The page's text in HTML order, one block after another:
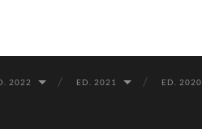
2022 ED. 2021 ED. 2020